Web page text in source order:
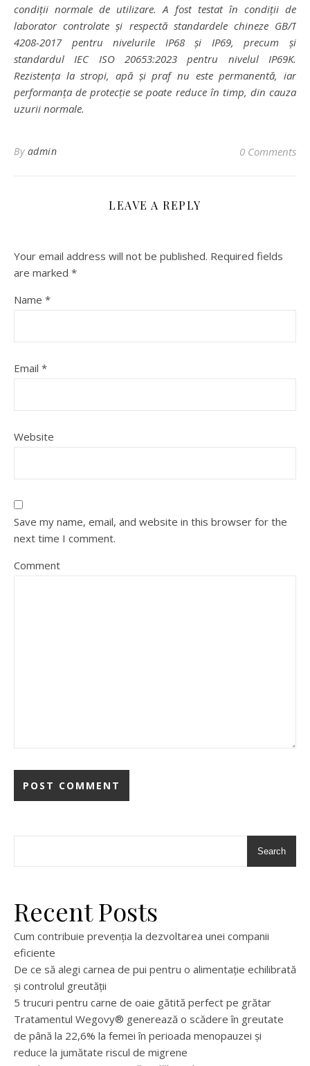
condiții normale de utilizare. A fost testat în condiții de
laborator controlate și respectă standardele chineze GB/T
4208-2017 pentru nivelurile IP68 și IP69, precum și
standardul IEC ISO 20653:2023 pentru nivelul IP69K.
Rezistența la stropi, apă și praf nu este permanentă, iar
performanța de protecție se poate reduce în timp, din cauza
uzurii normale.
By admin 0 Comments
LEAVE A REPLY
Your email address will not be published. Required fields
are marked *
Name *
Email *
Website
Save my name, email, and website in this browser for the
next time I comment.
Comment
Search
Recent Posts
Cum contribuie prevenția la dezvoltarea unei companii
eficiente
De ce să alegi carnea de pui pentru o alimentație echilibrată
și controlul greutății
5 trucuri pentru carne de oaie gătită perfect pe grătar
Tratamentul Wegovy® generează o scădere în greutate
de până la 22,6% la femei în perioada menopauzei și
reduce la jumătate riscul de migrene